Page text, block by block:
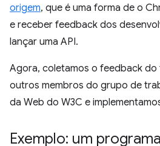
origem, que é uma forma de o
e receber feedback dos
lançar uma API.
Agora, coletamos o feedback do
outros membros do grupo de
da Web do W3C e
Exemplo: um